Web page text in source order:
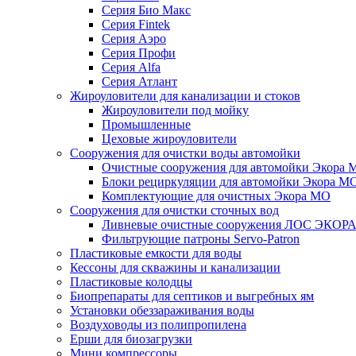
Серия Био Макс
Серия Fintek
Серия Аэро
Серия Профи
Серия Alfa
Серия Атлант
Жироуловители для канализации и стоков
Жироуловители под мойку
Промышленные
Цеховые жироуловители
Сооружения для очистки воды автомойки
Очистные сооружения для автомойки Экора
Блоки рециркуляции для автомойки Экора
Комплектующие для очистных Экора МО
Сооружения для очистки сточных вод
Ливневые очистные сооружения ЛОС ЭКОРА
Фильтрующие патроны Servo-Patron
Пластиковые емкости для воды
Кессоны для скважины и канализации
Пластиковые колодцы
Биопрепараты для септиков и выгребных ям
Установки обеззараживания воды
Воздуховоды из полипропилена
Ерши для биозагрузки
Мини компрессоры